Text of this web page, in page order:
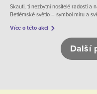
Skauti, ti nezbytní nositelé radosti a
Betlémské světlo – symbol míru a
Více o této akci
Další